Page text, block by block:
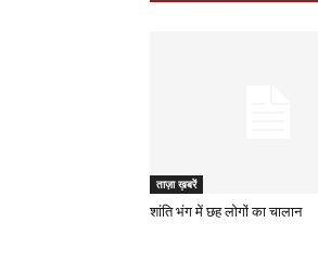
ताज़ा ख़बरें
शांति भंग में छह लोगों का चालान